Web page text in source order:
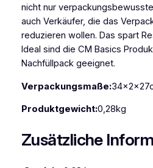
nicht nur
auch Verkäufer, die das
reduzieren wollen. Das spart
Ideal sind die CM Basics
Nachfüllpack geeignet.
Verpackungsmaße:
Produktgewicht:0,28kg
Zusätzliche